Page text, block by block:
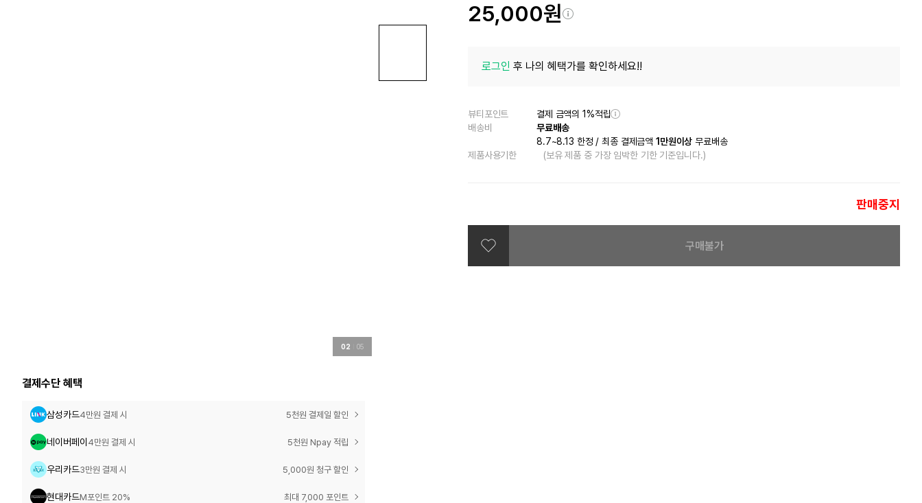
02 05
결제수단 혜택
삼성카드4만원 결제 시 5천원 결제일 할인
네이버페이 4만원 결제 시 5천원 Npay 적립
우리카드3만원 결제 시 5,000원 청구 할인
현대카드M포인트 20% 최대 7,000 포인트
25,000원
로그인 후 나의 혜택가를 확인하세요!!
뷰티포인트
결제 금액의 1%적립
배송비
무료배송
8.7~8.13 한정 /최종 결제금액 1만원이상 무료배송
제품사용기한
(보유 제품 중 가장 임박한 기한 기준입니다.)
판매중지
구매불가